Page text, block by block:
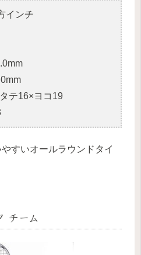
インチ
テ16×ヨコ19
すいオールラウンドタイ
チーム